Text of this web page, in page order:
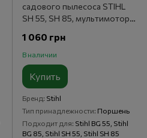
садового пылесоса STIHL
SH 55, SH 85, мультимотора
1 060 грн
В наличии
Купить
Бренд Stihl
Тип принадлежности Поршень
Подходит для Stihl BG 55, Stihl
BG 85, Stihl SH 55, Stihl SH 85